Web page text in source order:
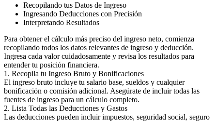
Recopilando tus Datos de Ingreso
Ingresando Deducciones con Precisión
Interpretando Resultados
Para obtener el cálculo más preciso del ingreso neto, comienza
recopilando todos los datos relevantes de ingreso y deducción.
Ingresa cada valor cuidadosamente y revisa los resultados para
entender tu posición financiera.
1. Recopila tu Ingreso Bruto y Bonificaciones
El ingreso bruto incluye tu salario base, sueldos y cualquier
bonificación o comisión adicional. Asegúrate de incluir todas las
fuentes de ingreso para un cálculo completo.
2. Lista Todas las Deducciones y Gastos
Las deducciones pueden incluir impuestos, seguridad social, seguro